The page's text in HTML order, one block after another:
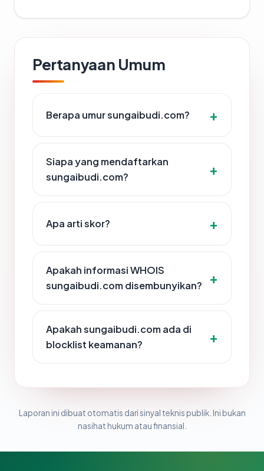
Pertanyaan Umum
Berapa umur sungaibudi.com?
Siapa yang mendaftarkan
sungaibudi.com?
Apa arti skor?
Apakah informasi WHOIS
sungaibudi.com disembunyikan?
Apakah sungaibudi.com ada di
blocklist keamanan?
Laporan ini dibuat otomatis dari sinyal teknis publik. Ini bukan
nasihat hukum atau finansial.